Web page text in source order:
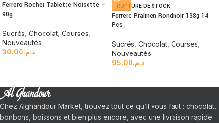
Ferrero Rocher Tablette Noisette –
90g
Sucrés Chocolat Courses
Nouveautés
د.م.30.00
RUPTURE DE STOCK
Ferrero Pralinen Rondnoir 138g 14
Pcs
Sucrés Chocolat Courses
Nouveautés
د.م.95.00
Chez Alghandour Market, trouvez tout ce qu’il vous faut : chocolat,
bonbons, boissons et bien plus encore, avec une livraison rapide